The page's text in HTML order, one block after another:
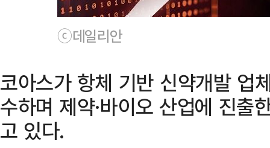
ⓒ데일리안
코아스가 항체 기반 신약개발 업
수하며 제약·바이오 산업에 진
고 있다.